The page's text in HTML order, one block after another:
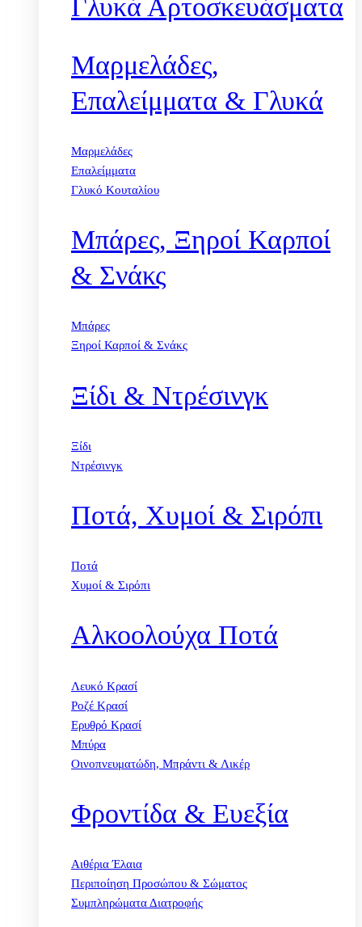
Γλυκά Αρτοσκευάσματα
Μαρμελάδες,
Επαλείμματα & Γλυκά
Μαρμελάδες
Επαλείμματα
Γλυκό Κουταλίου
Μπάρες, Ξηροί Καρποί
& Σνάκς
Μπάρες
Ξηροί Καρποί & Σνάκς
Ξίδι & Ντρέσινγκ
Ξίδι
Ντρέσινγκ
Ποτά, Χυμοί & Σιρόπι
Ποτά
Χυμοί & Σιρόπι
Αλκοολούχα Ποτά
Λευκό Κρασί
Ροζέ Κρασί
Ερυθρό Κρασί
Μπύρα
Οινοπνευματώδη, Μπράντι & Λικέρ
Φροντίδα & Ευεξία
Αιθέρια Έλαια
Περιποίηση Προσώπου & Σώματος
Συμπληρώματα Διατροφής